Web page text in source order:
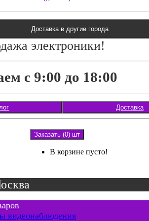
Доставка в другие города
электроники!
с 9:00 до 18:00
Доставка
Заказать (0) шт
В корзине пусто!
видеонаблюдения